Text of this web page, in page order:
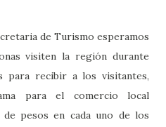
de Turismo esperamos
visiten la región durante
para recibir a los visitantes,
para el comercio local
pesos en cada uno de los